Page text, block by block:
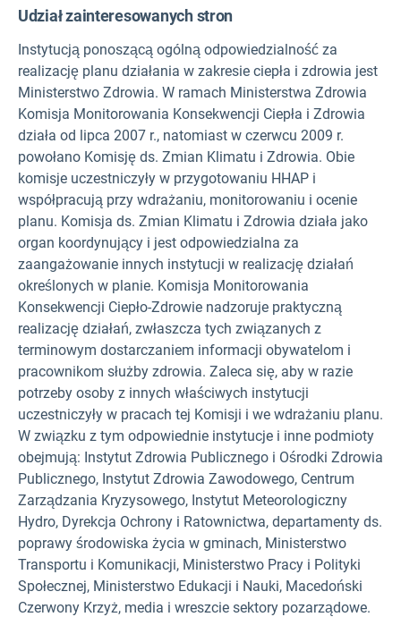
Udział zainteresowanych stron
Instytucją ponoszącą ogólną odpowiedzialność za
realizację planu działania w zakresie ciepła i zdrowia jest
Ministerstwo Zdrowia. W ramach Ministerstwa Zdrowia
Komisja Monitorowania Konsekwencji Ciepła i Zdrowia
działa od lipca 2007 r., natomiast w czerwcu 2009 r.
powołano Komisję ds. Zmian Klimatu i Zdrowia. Obie
komisje uczestniczyły w przygotowaniu HHAP i
współpracują przy wdrażaniu, monitorowaniu i ocenie
planu. Komisja ds. Zmian Klimatu i Zdrowia działa jako
organ koordynujący i jest odpowiedzialna za
zaangażowanie innych instytucji w realizację działań
określonych w planie. Komisja Monitorowania
Konsekwencji Ciepło-Zdrowie nadzoruje praktyczną
realizację działań, zwłaszcza tych związanych z
terminowym dostarczaniem informacji obywatelom i
pracownikom służby zdrowia. Zaleca się, aby w razie
potrzeby osoby z innych właściwych instytucji
uczestniczyły w pracach tej Komisji i we wdrażaniu planu.
W związku z tym odpowiednie instytucje i inne podmioty
obejmują: Instytut Zdrowia Publicznego i Ośrodki Zdrowia
Publicznego, Instytut Zdrowia Zawodowego, Centrum
Zarządzania Kryzysowego, Instytut Meteorologiczny
Hydro, Dyrekcja Ochrony i Ratownictwa, departamenty ds.
poprawy środowiska życia w gminach, Ministerstwo
Transportu i Komunikacji, Ministerstwo Pracy i Polityki
Społecznej, Ministerstwo Edukacji i Nauki, Macedoński
Czerwony Krzyż, media i wreszcie sektory pozarządowe.